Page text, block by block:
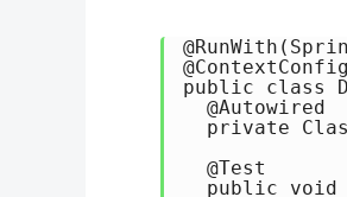
public class
  @Autowired
private
  @Test
public void